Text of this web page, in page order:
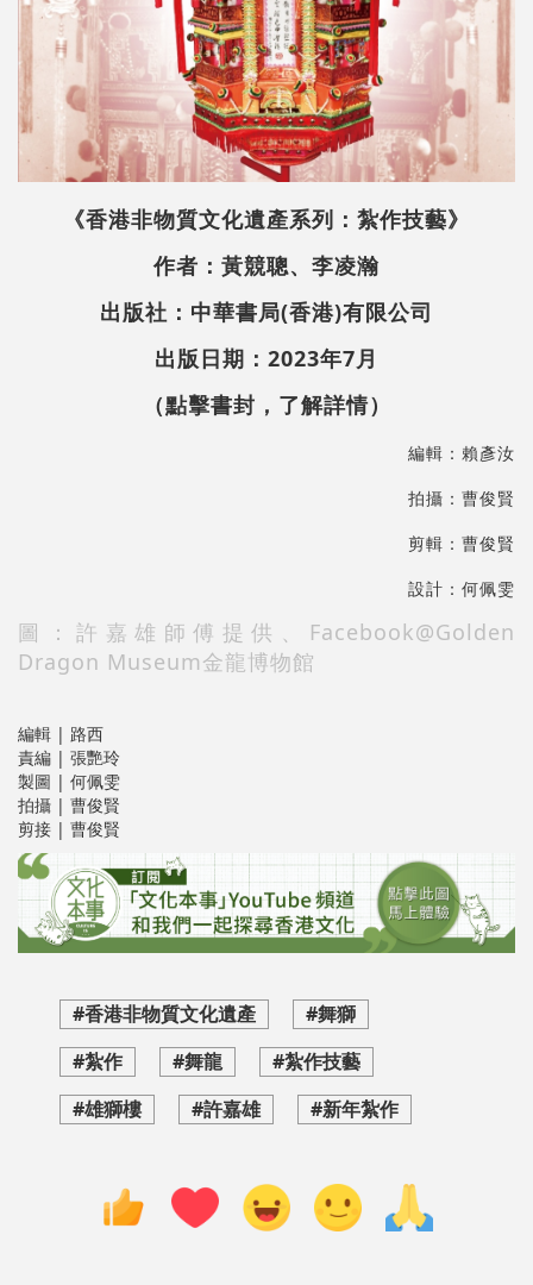
《香港非物質文化遺產系列：紮作技藝》
作者：黃競聰、李凌瀚
出版社：中華書局(香港)有限公司
出版日期：2023年7月
（點擊書封，了解詳情）
編輯：賴彥汝
拍攝：曹俊賢
剪輯：曹俊賢
設計：何佩雯
圖：許嘉雄師傅提供、Facebook@Golden
Dragon Museum金龍博物館
編輯 | 路西
責編 | 張艷玲
製圖 | 何佩雯
拍攝 | 曹俊賢
剪接 | 曹俊賢
#香港非物質文化遺產
#舞獅
#紮作
#舞龍
#紮作技藝
#雄獅樓
#許嘉雄 #新年紮作